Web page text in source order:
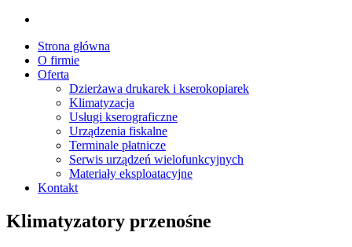
Strona główna
O firmie
Oferta
Dzierżawa drukarek i kserokopiarek
Klimatyzacja
Usługi kserograficzne
Urządzenia fiskalne
Terminale płatnicze
Serwis urządzeń wielofunkcyjnych
Materiały eksploatacyjne
Kontakt
Klimatyzatory przenośne